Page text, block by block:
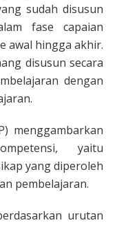
sudah disusun
fase capaian
awal hingga akhir.
disusun secara
dengan
menggambarkan
yaitu
yang diperoleh
pembelajaran.
urutan